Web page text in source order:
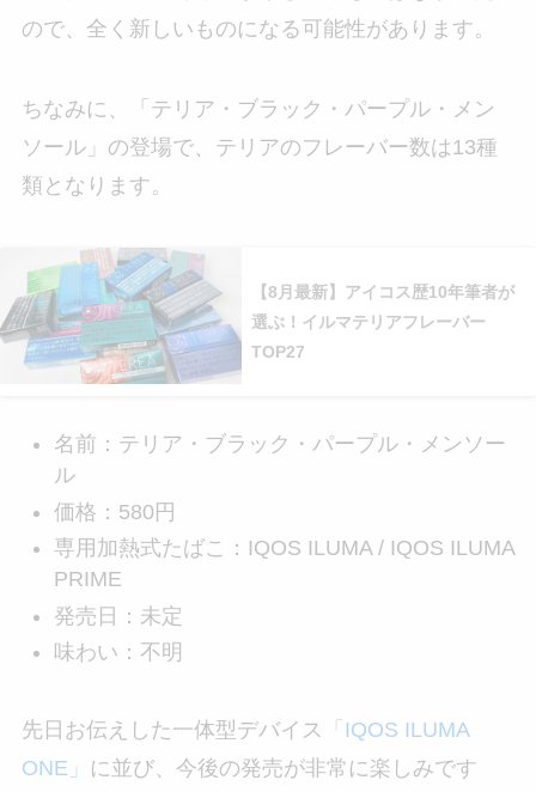
ので、全く新しいものになる可能性があります。
ちなみに、「テリア・ブラック・パープル・メン
ソール」の登場で、テリアのフレーバー数は13種
類となります。
【8月最新】アイコス歴10年筆者が
選ぶ！イルマテリアフレーバー
TOP27
名前：テリア・ブラック・パープル・メンソー
ル
価格：580円
専用加熱式たばこ：IQOS ILUMA / IQOS ILUMA
PRIME
発売日：未定
味わい：不明
先日お伝えした一体型デバイス
「IQOS ILUMA
ONE」
に並び、今後の発売が非常に楽しみです